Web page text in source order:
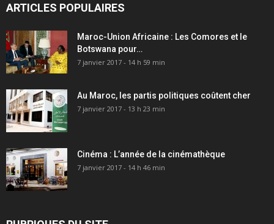
ARTICLES POPULAIRES
Maroc-Union Africaine : Les Comores et le
Botswana pour…
7 janvier 2017 - 14 h 59 min
Au Maroc, les partis politiques coûtent cher
7 janvier 2017 - 13 h 23 min
Cinéma : L’année de la cinémathèque
7 janvier 2017 - 14 h 46 min